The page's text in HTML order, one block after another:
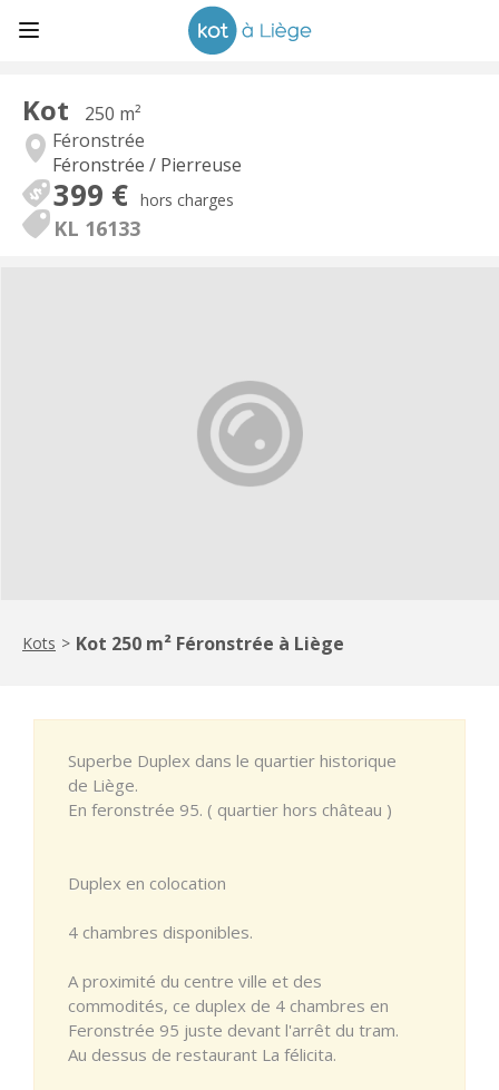
Kot
250 m²
Féronstrée
Féronstrée / Pierreuse
399 € hors charges
KL 16133
Kots > Kot 250 m² Féronstrée à Liège
Superbe Duplex dans le quartier historique
de Liège.
En feronstrée 95. ( quartier hors château )
Duplex en colocation
4 chambres disponibles.
A proximité du centre ville et des
commodités, ce duplex de 4 chambres en
Feronstrée 95 juste devant l'arrêt du tram.
Au dessus de restaurant La félicita.